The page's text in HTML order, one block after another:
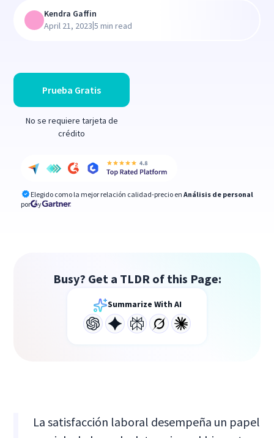
Prueba Gratis
No se requiere tarjeta de
crédito
Elegido como la mejor relación calidad-precio en Análisis de personal
por
y
Kendra Gaffin
April 21, 2023|5 min read
Busy? Get a TLDR of this Page:
Summarize With AI
La satisfacción laboral desempeña un papel